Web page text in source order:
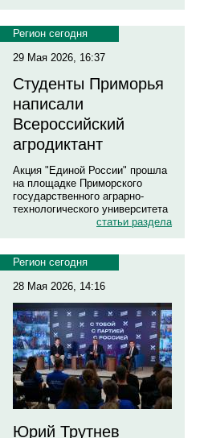
Регион сегодня
29 Мая 2026, 16:37
Студенты Приморья
написали
Всероссийский
агродиктант
Акция "Единой России" прошла
на площадке Приморского
государственного аграрно-
технологического университета
статьи раздела
Регион сегодня
28 Мая 2026, 14:16
Юрий Трутнев